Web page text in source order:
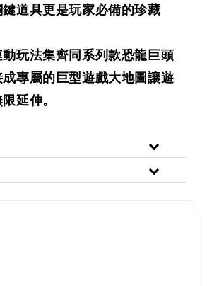
道具更是玩家必備的珍藏
玩法集齊同系列款恐龍巨頭
專屬的巨型遊戲大地圖讓遊
延伸。